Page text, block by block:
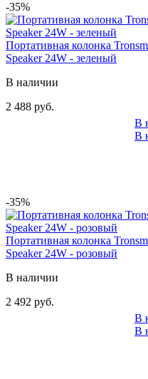
-35%
Портативная колонка
Speaker 24W - зеленый
В наличии
2 488 руб.
В
В
-35%
Портативная колонка
Speaker 24W - розовый
В наличии
2 492 руб.
В
В